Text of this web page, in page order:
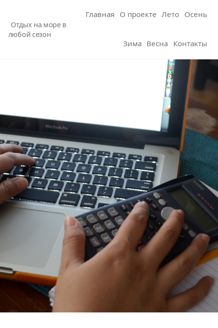
Отдых на море в
любой сезон
Главная О проекте Лето Осень
Зима Весна Контакты